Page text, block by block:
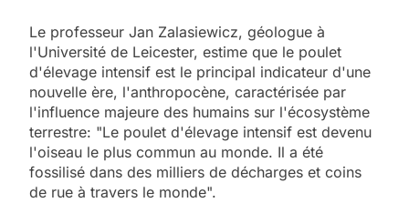
Le professeur Jan Zalasiewicz, géologue à
l'Université de Leicester, estime que le poulet
d'élevage intensif est le principal indicateur d'une
nouvelle ère, l'anthropocène, caractérisée par
l'influence majeure des humains sur l'écosystème
terrestre: "Le poulet d'élevage intensif est devenu
l'oiseau le plus commun au monde. Il a été
fossilisé dans des milliers de décharges et coins
de rue à travers le monde".